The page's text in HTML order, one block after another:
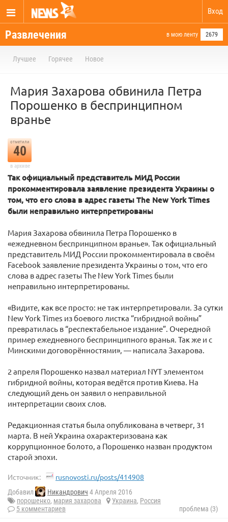
Вход
Развлечения в мою ленту 2679
Лучшее Горячее Новое
Мария Захарова обвинила Петра
Порошенко в беспринципном
вранье
отметили
40
в архиве
Так официальный представитель МИД России
прокомментировала заявление президента Украины о
том, что его слова в адрес газеты The New York Times
были неправильно интерпретированы
Мария Захарова обвинила Петра Порошенко в
«ежедневном беспринципном вранье». Так официальный
представитель МИД России прокомментировала в своём
Facebook заявление президента Украины о том, что его
слова в адрес газеты The New York Times были
неправильно интерпретированы.
«Видите, как все просто: не так интерпретировали. За сутки
New York Times из боевого листка “гибридной войны”
превратилась в “респектабельное издание”. Очередной
пример ежедневного беспринципного вранья. Так же и с
Минскими договорённостями», — написала Захарова.
2 апреля Порошенко назвал материал NYT элементом
гибридной войны, которая ведётся против Киева. На
следующий день он заявил о неправильной
интерпретации своих слов.
Редакционная статья была опубликована в четверг, 31
марта. В ней Украина охарактеризована как
коррупционное болото, а Порошенко назван продуктом
старой эпохи.
Источник: rusnovosti.ru/posts/414908
Добавил Никандрович 4 Апреля 2016
порошенко, мария захарова Украина, Россия
5 комментариев
проблема (3)